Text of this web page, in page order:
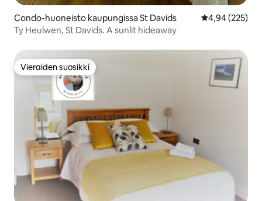
Condo-huoneisto kaupungissa St Davids
4,94 (225)
Ty Heulwen, St Davids. A sunlit hideaway
Vieraiden suosikki
Vieraiden suosikki